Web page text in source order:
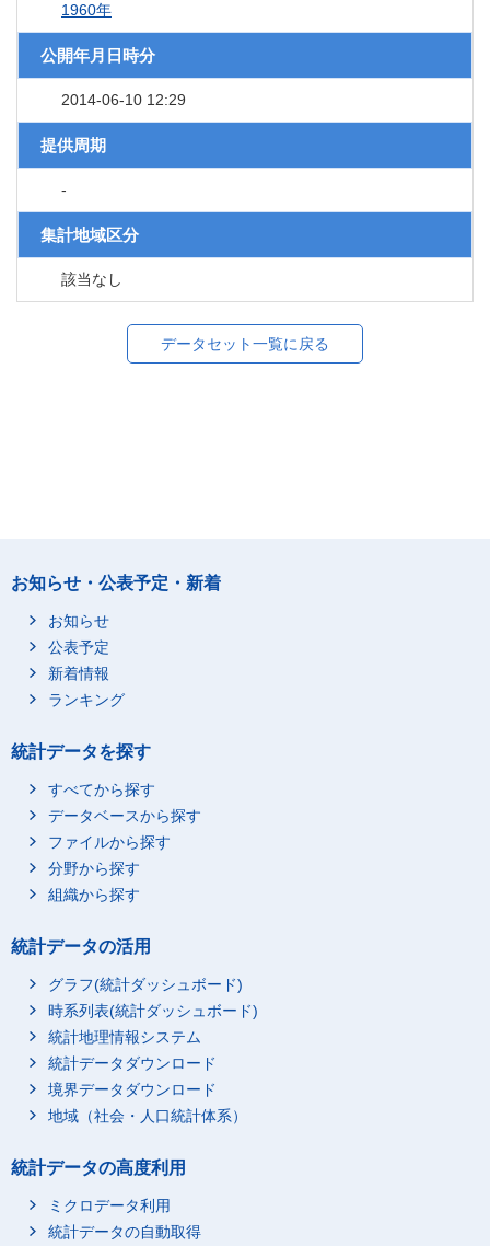
1960年
公開年月日時分
2014-06-10 12:29
提供周期
-
集計地域区分
該当なし
データセット一覧に戻る
お知らせ・公表予定・新着
お知らせ
公表予定
新着情報
ランキング
統計データを探す
すべてから探す
データベースから探す
ファイルから探す
分野から探す
組織から探す
統計データの活用
グラフ(統計ダッシュボード)
時系列表(統計ダッシュボード)
統計地理情報システム
統計データダウンロード
境界データダウンロード
地域（社会・人口統計体系）
統計データの高度利用
ミクロデータ利用
統計データの自動取得